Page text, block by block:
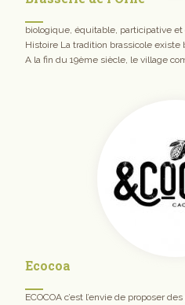
biologique, équitable, participative
Histoire La tradition brassicole
A la fin du 19ème siècle, le village
Ecocoa
ECOCOA c’est l’envie de proposer